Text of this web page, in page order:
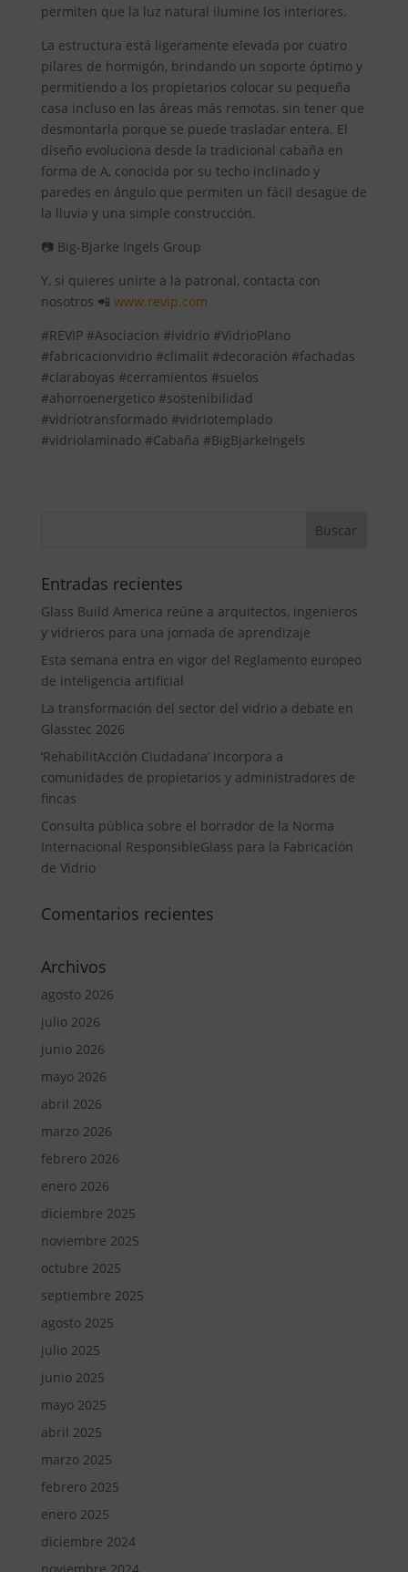
permiten que la luz natural ilumine los interiores.
La estructura está ligeramente elevada por cuatro
pilares de hormigón, brindando un soporte óptimo y
permitiendo a los propietarios colocar su pequeña
casa incluso en las áreas más remotas, sin tener que
desmontarla porque se puede trasladar entera. El
diseño evoluciona desde la tradicional cabaña en
forma de A, conocida por su techo inclinado y
paredes en ángulo que permiten un fácil desagüe de
la lluvia y una simple construcción.
📷 Big-Bjarke Ingels Group
Y, si quieres unirte a la patronal, contacta con
nosotros 📲 www.revip.com
#REVIP #Asociacion #ividrio #VidrioPlano
#fabricacionvidrio #climalit #decoración #fachadas
#claraboyas #cerramientos #suelos
#ahorroenergetico #sostenibilidad
#vidriotransformado #vidriotemplado
#vidriolaminado #Cabaña #BigBjarkeIngels
Entradas recientes
Glass Build America reúne a arquitectos, ingenieros
y vidrieros para una jornada de aprendizaje
Esta semana entra en vigor del Reglamento europeo
de inteligencia artificial
La transformación del sector del vidrio a debate en
Glasstec 2026
‘RehabilitAcción Ciudadana’ incorpora a
comunidades de propietarios y administradores de
fincas
Consulta pública sobre el borrador de la Norma
Internacional ResponsibleGlass para la Fabricación
de Vidrio
Comentarios recientes
Archivos
agosto 2026
julio 2026
junio 2026
mayo 2026
abril 2026
marzo 2026
febrero 2026
enero 2026
diciembre 2025
noviembre 2025
octubre 2025
septiembre 2025
agosto 2025
julio 2025
junio 2025
mayo 2025
abril 2025
marzo 2025
febrero 2025
enero 2025
diciembre 2024